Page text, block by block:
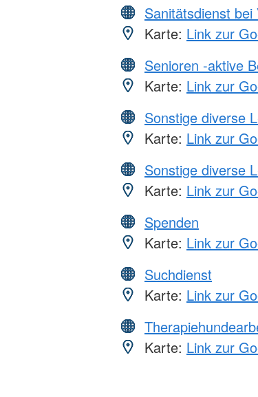
Sanitätsdienst
Karte: Link zur
Senioren -aktive
Karte: Link zur
Sonstige diverse
Karte: Link zur
Sonstige diverse
Karte: Link zur
Spenden
Karte: Link zur
Suchdienst
Karte: Link zur
Karte: Link zur